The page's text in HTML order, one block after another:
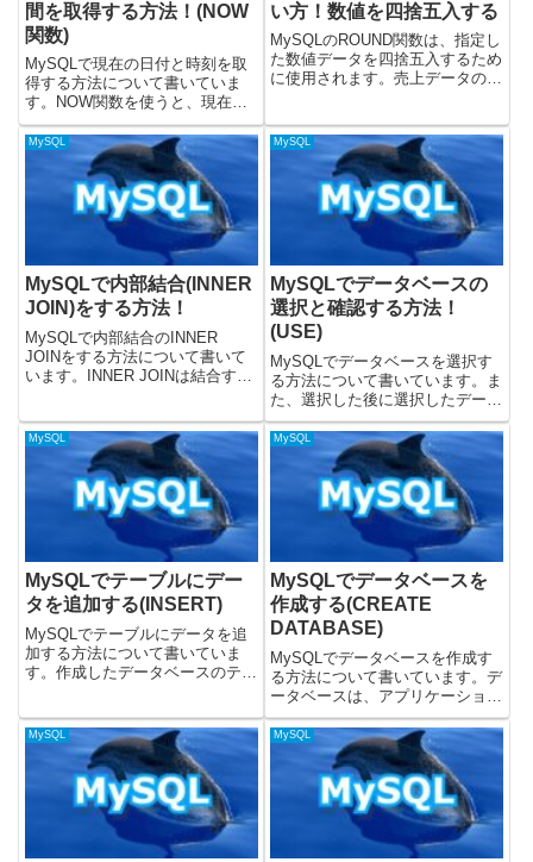
間を取得する方法！(NOW
関数)
MySQLで現在の日付と時刻を取
得する方法について書いていま
す。NOW関数を使うと、現在の
日付と時刻を取得することができ
ます。この記事に載せているSQL
はMySQLのバージョン8.0.32を
使って動作を確認しています。公
式ドキュメントではこ...
い方！数値を四捨五入する
MySQLのROUND関数は、指定し
た数値データを四捨五入するため
に使用されます。売上データの端
桁数を制御して数値を丸める際に
非常に役立ちます。この記事で
は、ROUND関数の基本的な...
MySQL
MySQLで内部結合(INNER
JOIN)をする方法！
MySQLで内部結合のINNER
JOINをする方法について書いて
います。INNER JOINは結合する
てきます。結合に使う値がどちら
かにしか存在しない行は、レコー
ドが返ってきませ...
MySQL
MySQLでデータベースの
選択と確認する方法！
(USE)
MySQLでデータベースを選択す
る方法について書いています。ま
た、選択した後に選択したデータ
ベースを取得する方法についても
書いています。MySQLのバージ
ョン8.0.32で、動作を検証してい
ます。データベースを選択する方
法MySQLでデータ...
MySQL
MySQLでテーブルにデー
タを追加する(INSERT)
MySQLでテーブルにデータを追
加する方法について書いていま
す。作成したデータベースのテー
使うと良いです。MySQLのバー
ジョン8.0.32で、動作を検証して
います。INS...
MySQL
MySQLでデータベースを
作成する(CREATE
DATABASE)
MySQLでデータベースを作成す
る方法について書いています。デ
ータベースは、アプリケーション
のデータを保存し、管理するため
の基本的な構成要素です。
MySQLでデータベースを作成す
るには、CREATE DATABASE文
を使用します。この記事...
MySQL MySQL